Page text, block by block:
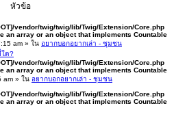
หัวข้อ
vendor/twig/twig/lib/Twig/Extension/Core.php
an array or an object that implements Countable
am » ใน อยากบอกอยากเล่า - ชุมชน
ใด?
vendor/twig/twig/lib/Twig/Extension/Core.php
an array or an object that implements Countable
am » ใน อยากบอกอยากเล่า - ชุมชน
vendor/twig/twig/lib/Twig/Extension/Core.php
an array or an object that implements Countable